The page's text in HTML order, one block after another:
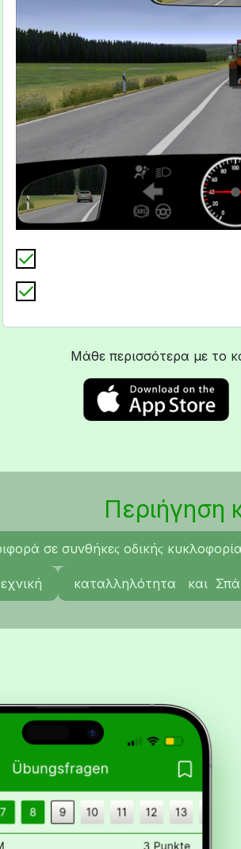
Μάθε περισσότερα με το
Περιήγηση
σε συνθήκεϛ οδικήϛ
καταλληλότητα και